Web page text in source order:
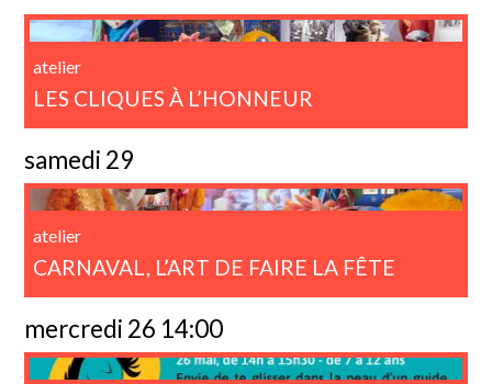
atelier
LES CLIQUES À L’HONNEUR
samedi 29
atelier
CARNAVAL, L’ART DE FAIRE LA FÊTE
mercredi 26 14:00